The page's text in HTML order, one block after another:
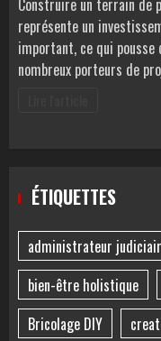
représente un
important, ce qui pousse
nombreux porteurs de
ÉTIQUETTES
administrateur
bien-être holistique
Bricolage DIY